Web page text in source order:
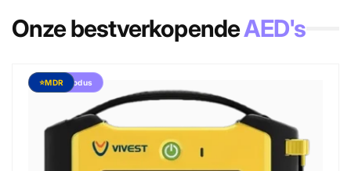
Onze bestverkopendeAED's
Kindermodus
⭐MDR